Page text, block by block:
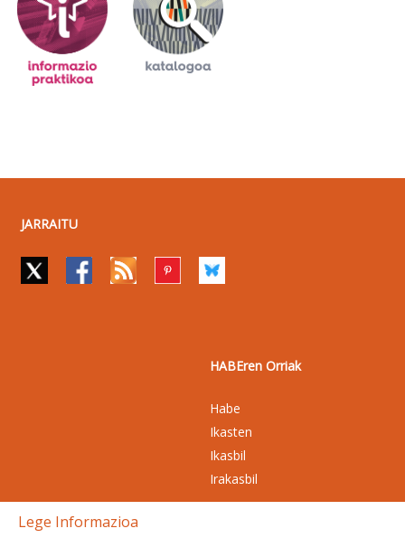
JARRAITU
HABEren Orriak
Habe
Ikasten
Ikasbil
Irakasbil
Lege Informazioa